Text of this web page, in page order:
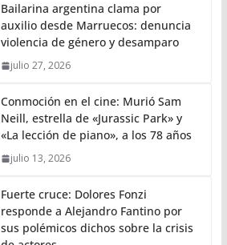
Bailarina argentina clama por
auxilio desde Marruecos: denuncia
violencia de género y desamparo
julio 27, 2026
Conmoción en el cine: Murió Sam
Neill, estrella de «Jurassic Park» y
«La lección de piano», a los 78 años
julio 13, 2026
Fuerte cruce: Dolores Fonzi
responde a Alejandro Fantino por
sus polémicos dichos sobre la crisis